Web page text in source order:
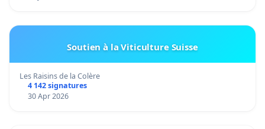
Soutien à la Viticulture Suisse
Les Raisins de la Colère
4 142 signatures
30 Apr 2026